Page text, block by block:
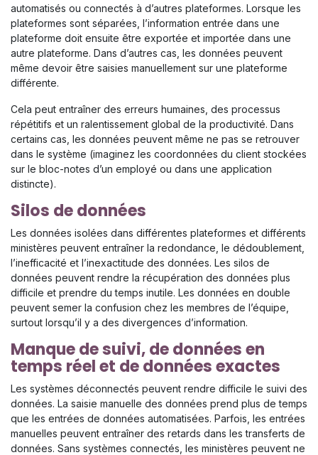
automatisés ou connectés à d’autres plateformes. Lorsque les
plateformes sont séparées, l’information entrée dans une
plateforme doit ensuite être exportée et importée dans une
autre plateforme. Dans d’autres cas, les données peuvent
même devoir être saisies manuellement sur une plateforme
différente.
Cela peut entraîner des erreurs humaines, des processus
répétitifs et un ralentissement global de la productivité. Dans
certains cas, les données peuvent même ne pas se retrouver
dans le système (imaginez les coordonnées du client stockées
sur le bloc-notes d’un employé ou dans une application
distincte).
Silos de données
Les données isolées dans différentes plateformes et différents
ministères peuvent entraîner la redondance, le dédoublement,
l’inefficacité et l’inexactitude des données. Les silos de
données peuvent rendre la récupération des données plus
difficile et prendre du temps inutile. Les données en double
peuvent semer la confusion chez les membres de l’équipe,
surtout lorsqu’il y a des divergences d’information.
Manque de suivi, de données en
temps réel et de données exactes
Les systèmes déconnectés peuvent rendre difficile le suivi des
données. La saisie manuelle des données prend plus de temps
que les entrées de données automatisées. Parfois, les entrées
manuelles peuvent entraîner des retards dans les transferts de
données. Sans systèmes connectés, les ministères peuvent ne